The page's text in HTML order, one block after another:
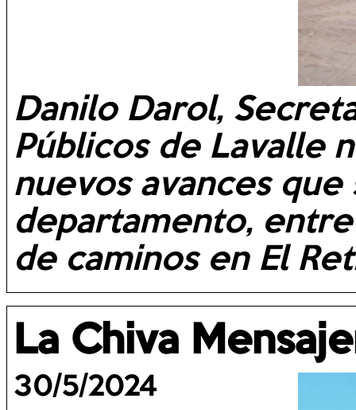
Danilo Darol,
Públicos de Lavalle
nuevos avances
departamento,
de caminos en El
La Chiva
30/5/2024